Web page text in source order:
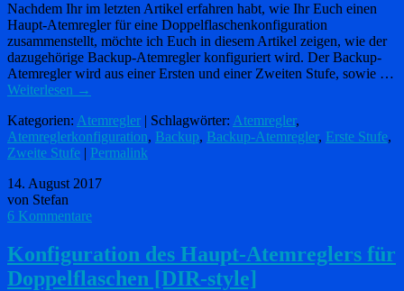
Nachdem Ihr im letzten Artikel erfahren habt, wie Ihr Euch einen
Haupt-Atemregler für eine Doppelflaschenkonfiguration
zusammenstellt, möchte ich Euch in diesem Artikel zeigen, wie der
dazugehörige Backup-Atemregler konfiguriert wird. Der Backup-
Atemregler wird aus einer Ersten und einer Zweiten Stufe, sowie …
Weiterlesen →
Kategorien: Atemregler | Schlagwörter: Atemregler,
Atemreglerkonfiguration, Backup, Backup-Atemregler, Erste Stufe,
Zweite Stufe | Permalink
14. August 2017
von Stefan
6 Kommentare
Konfiguration des Haupt-Atemreglers für
Doppelflaschen [DIR-style]